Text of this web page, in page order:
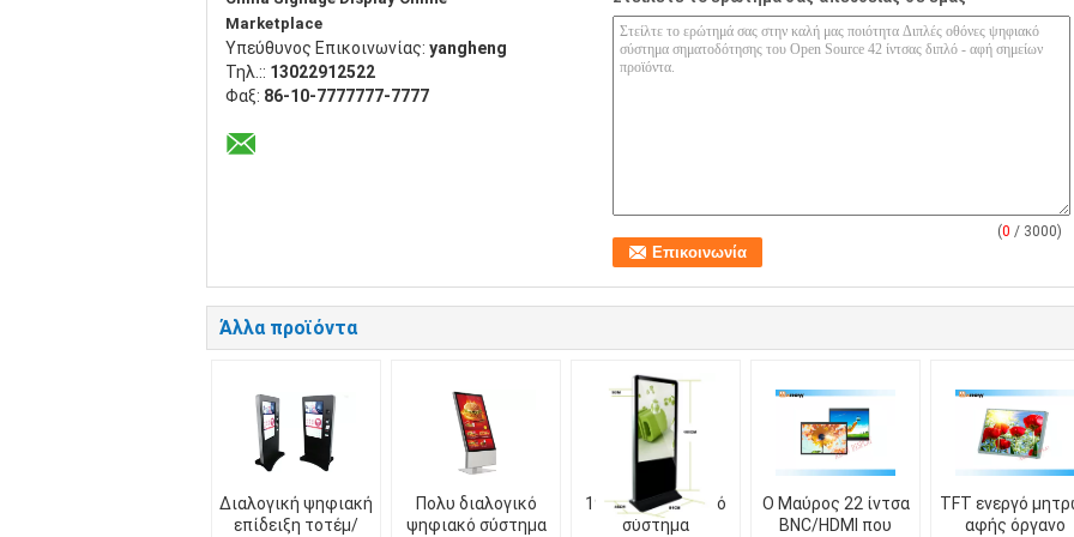
Marketplace
Υπεύθυνος Επικοινωνίας: yangheng
Τηλ.:: 13022912522
Φαξ: 86-10-7777777-7777
(0 / 3000)
Άλλα προϊόντα
Διαλογική ψηφιακή
επίδειξη τοτέμ/
Πολυ διαλογικό
ψηφιακό σύστημα
19» μόνο ψηφιακό
σύστημα
Ο Μαύρος 22 ίντσα
BNC/HDMI που
TFT ενεργό
αφής όργανο